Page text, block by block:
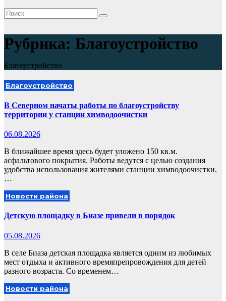
Рубрика: Благоустройство
Благоустройство
Благоустройство
В Северном начаты работы по благоустройству
территории у станции химводоочистки
06.08.2026
В ближайшее время здесь будет уложено 150 кв.м.
асфальтового покрытия. Работы ведутся с целью создания
удобства использования жителями станции химводоочистки.
…
Новости района
Детскую площадку в Биазе привели в порядок
05.08.2026
В селе Биаза детская площадка является одним из любимых
мест отдыха и активного времяпрепровождения для детей
разного возраста. Со временем…
Новости района